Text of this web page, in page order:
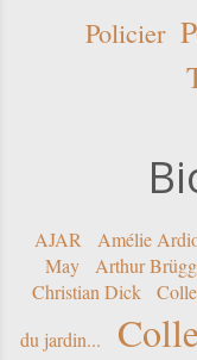
Policier
AJAR Amélie
May
Arthur
Christian Dick
du jardin...